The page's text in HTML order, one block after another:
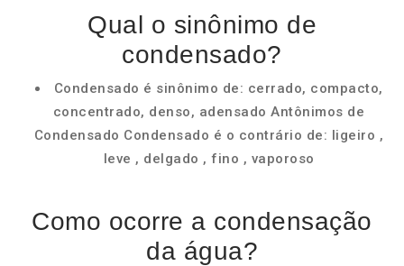
Qual o sinônimo de
condensado?
Condensado é sinônimo de: cerrado, compacto,
concentrado, denso, adensado Antônimos de
Condensado Condensado é o contrário de: ligeiro ,
leve , delgado , fino , vaporoso
Como ocorre a condensação
da água?